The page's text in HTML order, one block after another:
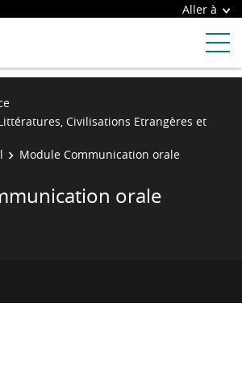
Aller à
Civilisations Etrangères et
Module Communication orale
orale